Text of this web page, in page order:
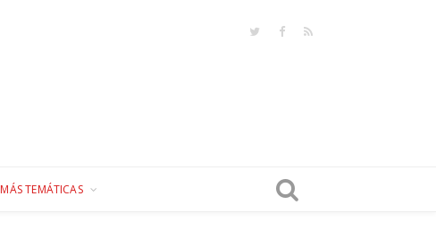
TwitterFacebook
RSS
MÁS TEMÁTICAS